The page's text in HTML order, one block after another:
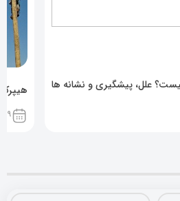
علل، پیشگیری و نشانه ها
1169